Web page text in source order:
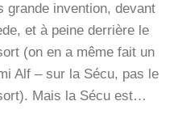
grande inven­tion, devant
et à peine der­rière le
(on en a même fait un
Alf – sur la Sécu, pas le
Mais la Sécu est…